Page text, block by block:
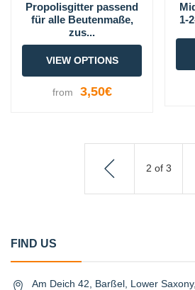
Propolisgitter passend
für alle Beutenmaße,
zus...
VIEW OPTIONS
from 3,50€
1-
2 of 3
FIND US
Am Deich 42, Barßel, Lower